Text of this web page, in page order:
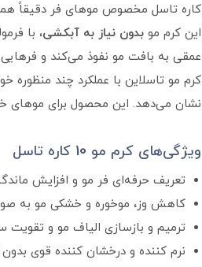
کاره تاسل مخصوص موهای فر دقیقاً
این کرم مو بدون نیاز به آبکشی، با
عمقی به بافت مو نفوذ می‌کند و
کرم مو تاسلاین با عملکرد چند
نشان می‌دهد. این محصول برای موهای
ویژگی‌های کرم مو 10 کاره تاسل
تعریف حرفه‌ای فر مو و افزایش
کاهش وز، موخوره و خشکی مو به‌
ترمیم و بازسازی الیاف مو و تقویت
نرم‌ کننده و درخشان‌ کننده قوی